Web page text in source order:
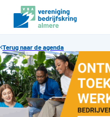
Terug naar de agenda